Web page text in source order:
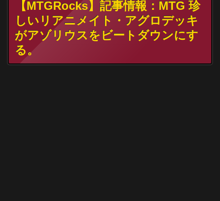
【MTGRocks】記事情報：MTG 珍
しいリアニメイト・アグロデッキ
がアゾリウスをビートダウンにす
る。